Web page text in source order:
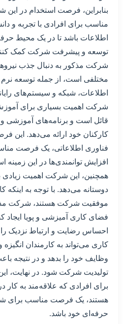
بنابراین، فرصت استخدام در
مناسب برای افرادی با تجربه و
اطلاعات باشد تا در یک محیط
توسعه و پیشرفت شرکت کمک
شرکت مذکور به دنبال جذب
مختلفی است، از جمله توسعه
اطلاعات، شبکه و سیستم‌های
شرکت اهمیت بسیاری برای
قائل است و برنامه‌های آموزشی
کارکنان خود ارائه می‌دهد. این
فناوری اطلاعاتی، یک فرصت
افزایش توانمندی‌ها در این زمینه
همچنین، این شرکت اهمیت
دوستانه می‌دهد. با توجه به
موفقیت شرکت هستند، شرکت
فضای کاری آمیزشی و پویا ایجاد
احساس رضایت و ارتباط نزدیک
کاری می‌تواند به کارمندان انگیزه
وظایف خود را بدهد و در نتیجه
تولیدیت شرکت شود. در نهایت،
برای افرادی که علاقه‌مند به
هستند، یک فرصت مناسب برای
حرفه‌ای خود باشد.